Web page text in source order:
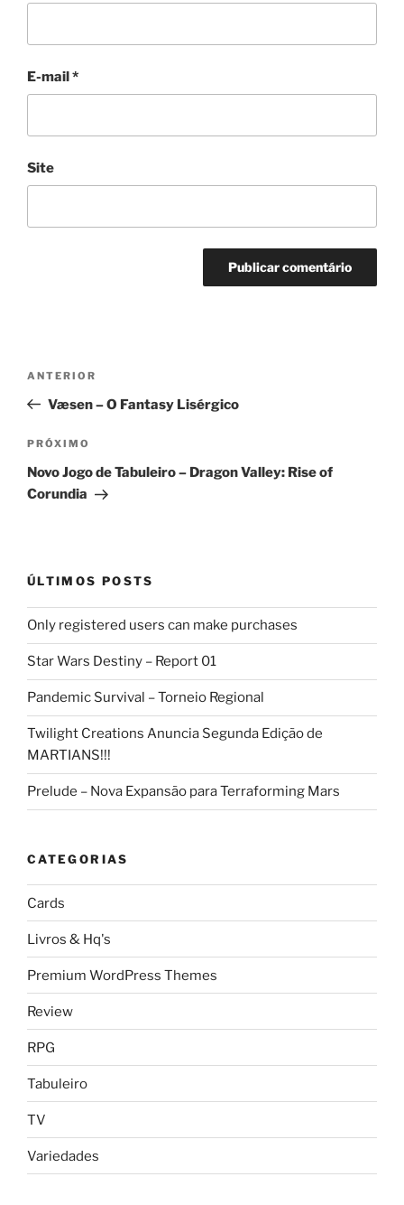
E-mail*
Site
Post
Post
anterior
ANTERIOR
Væsen – O Fantasy Lisérgico
Próximo
post
PRÓXIMO
Novo Jogo de Tabuleiro – Dragon Valley: Rise of
Corundia
ÚLTIMOS POSTS
Only registered users can make purchases
Star Wars Destiny – Report 01
Pandemic Survival – Torneio Regional
Twilight Creations Anuncia Segunda Edição de
MARTIANS!!!
Prelude – Nova Expansão para Terraforming Mars
CATEGORIAS
Cards
Livros & Hq's
Premium WordPress Themes
Review
RPG
Tabuleiro
TV
Variedades